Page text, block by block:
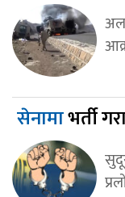
अल
सेनामाभर्ती